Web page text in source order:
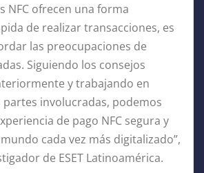
NFC ofrecen una forma
de realizar transacciones, es
las preocupaciones de
Siguiendo los consejos
y trabajando en
involucradas, podemos
de pago NFC segura y
cada vez más digitalizado”,
de ESET Latinoamérica.